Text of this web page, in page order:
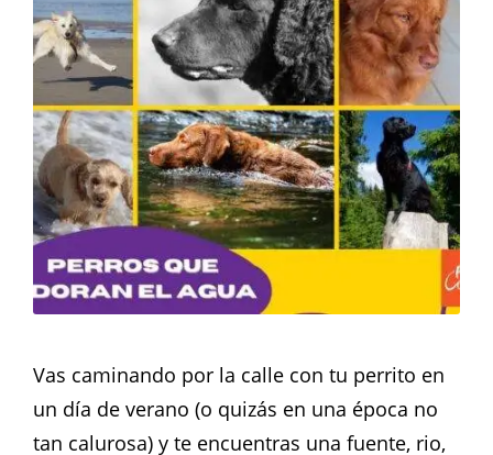
Vas caminando por la calle con tu perrito en
un día de verano (o quizás en una época no
tan calurosa) y te encuentras una fuente, rio,